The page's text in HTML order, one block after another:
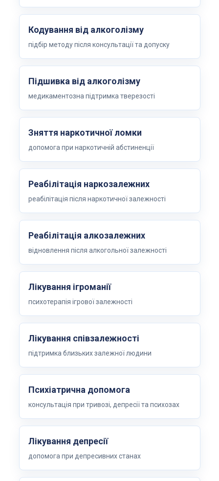
Кодування від алкоголізму
підбір методу після консультації та допуску
Підшивка від алкоголізму
медикаментозна підтримка тверезості
Зняття наркотичної ломки
допомога при наркотичній абстиненції
Реабілітація наркозалежних
реабілітація після наркотичної залежності
Реабілітація алкозалежних
відновлення після алкогольної залежності
Лікування ігроманії
психотерапія ігрової залежності
Лікування співзалежності
підтримка близьких залежної людини
Психіатрична допомога
консультація при тривозі, депресії та психозах
Лікування депресії
допомога при депресивних станах